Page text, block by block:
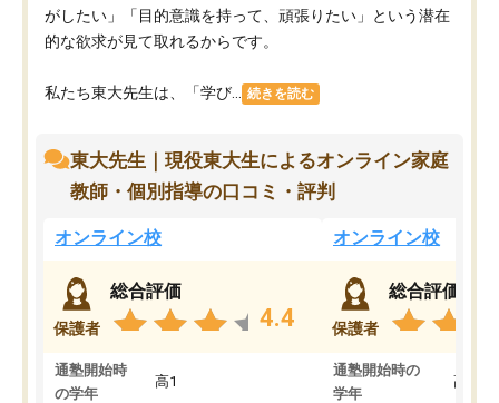
がしたい」「目的意識を持って、頑張りたい」という潜在
的な欲求が見て取れるからです。
私たち東大先生は、「学び... 続きを読む
東大先生｜現役東大生によるオンライン家庭
教師・個別指導の口コミ・評判
オンライン校
保護者
総合評価
4.4
通塾開始時
の学年
高1
オンライン校
保護者
総合評価
通塾開始時の
学年
高3